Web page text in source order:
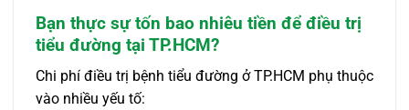
Bạn thực sự tốn bao nhiêu tiền để điều trị
tiểu đường tại TP.HCM?
Chi phí điều trị bệnh tiểu đường ở TP.HCM phụ thuộc
vào nhiều yếu tố: